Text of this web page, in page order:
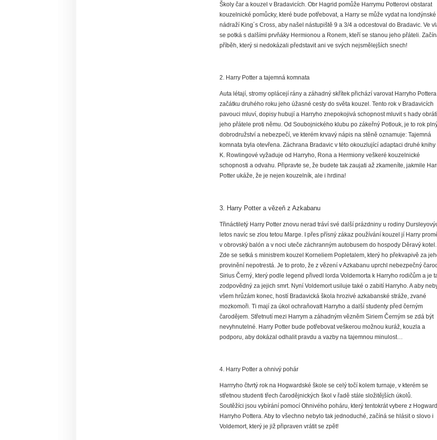
Školy čar a kouzel v Bradavicích. Obr Hagrid pomůže Harrymu Potterovi obstarat
kouzelnické pomůcky, které bude potřebovat, a Harry se může vydat na londýnské
nádraží King´s Cross, aby našel nástupiště 9 a 3/4 a odcestoval do Bradavic. Ve
se potká s dalšími prvňáky Hermionou a Ronem, kteří se stanou jeho přáteli.
příběh, který si nedokázali představit ani ve svých nejsmělejších snech!
2. Harry Potter a tajemná komnata
Auta létají, stromy oplácejí rány a záhadný skřítek přichází varovat Harryho
začátku druhého roku jeho úžasné cesty do světa kouzel. Tento rok v Bradavicích
pavouci mluví, dopisy hubují a Harryho znepokojivá schopnost mluvit s hady obrátí
jeho přátele proti němu. Od Soubojnického klubu po zákeřný Potlouk, je to rok
dobrodružství a nebezpečí, ve kterém krvavý nápis na stěně oznamuje: Tajemná
komnata byla otevřena. Záchrana Bradavic v této okouzlující adaptaci druhé knihy
K. Rowlingové vyžaduje od Harryho, Rona a Hermiony veškeré kouzelnické
schopnosti a odvahu. Připravte se, že budete tak zaujati až zkameníte, jakmile
Potter ukáže, že je nejen kouzelník, ale i hrdina!
3. Harry Potter a vězeň z Azkabanu
Třináctiletý Harry Potter znovu nerad tráví své další prázdniny u rodiny
letos navíc se zlou tetou Marge. I přes přísný zákaz používání kouzel jí Harry
v obrovský balón a v noci uteče záchranným autobusem do hospody Děravý kotel.
Zde se setká s ministrem kouzel Korneliem Popletalem, který ho překvapivě za
provinění nepotrestá. Je to proto, že z vězení v Azkabanu uprchl nebezpečný
Sirius Černý, který podle legend přivedl lorda Voldemorta k Harryho rodičům a je
zodpovědný za jejich smrt. Nyní Voldemort usiluje také o zabití Harryho. A aby
všem hrůzám konec, hostí Bradavická škola hrozivé azkabanské stráže, zvané
mozkomoři. Ti mají za úkol ochraňovatt Harryho a další studenty před černým
čarodějem. Střetnutí mezi Harrym a záhadným vězněm Siriem Černým se zdá být
nevyhnutelné. Harry Potter bude potřebovat veškerou možnou kuráž, kouzla a
podporu, aby dokázal odhalit pravdu a vazby na tajemnou minulost…
4. Harry Potter a ohnivý pohár
Harrryho čtvrtý rok na Hogwardské škole se celý točí kolem turnaje, v kterém se
střetnou studenti třech čarodějnických škol v řadě stále složitějších úkolů.
Soutěžíci jsou vybírání pomocí Ohnivého poháru, který tentokrát vybere z
Harryho Pottera. Aby to všechno nebylo tak jednoduché, začíná se hlásit o slovo i
Voldemort, který je již připraven vrátit se zpět!